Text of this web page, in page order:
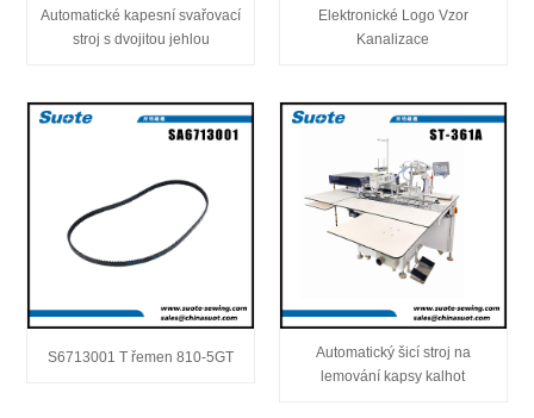
Automatické kapesní svařovací
stroj s dvojitou jehlou
Elektronické Logo Vzor
Kanalizace
S6713001 T řemen 810-5GT
Automatický šicí stroj na
lemování kapsy kalhot